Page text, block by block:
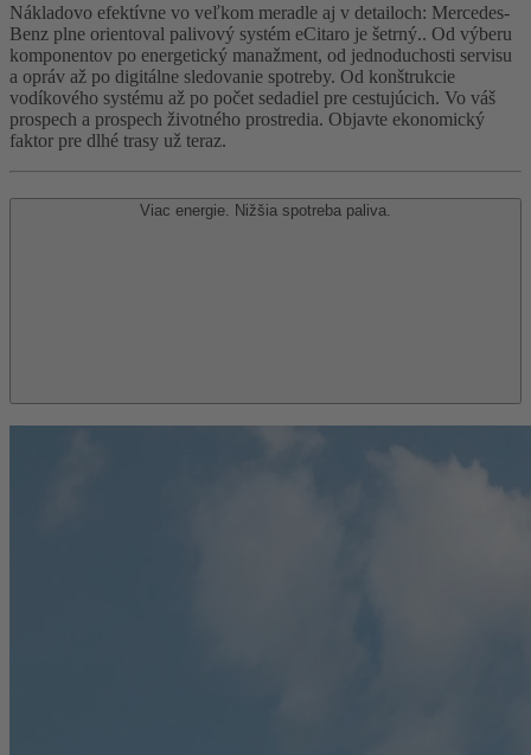
Nákladovo efektívne vo veľkom meradle aj v detailoch: Mercedes-
Benz plne orientoval palivový systém eCitaro je šetrný.. Od výberu
komponentov po energetický manažment, od jednoduchosti servisu
a opráv až po digitálne sledovanie spotreby. Od konštrukcie
vodíkového systému až po počet sedadiel pre cestujúcich. Vo váš
prospech a prospech životného prostredia. Objavte ekonomický
faktor pre dlhé trasy už teraz.
Viac energie. Nižšia spotreba paliva.